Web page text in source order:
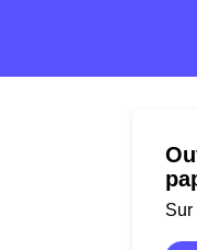
Sur